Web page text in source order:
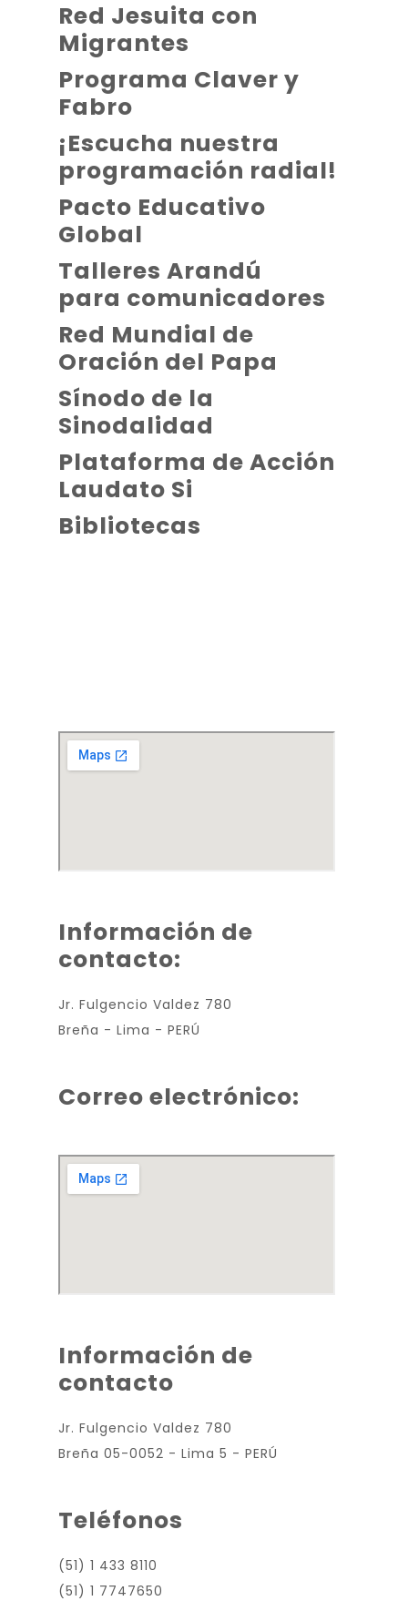
Red Jesuita con
Migrantes
Programa Claver y
Fabro
¡Escucha nuestra
programación radial!
Pacto Educativo
Global
Talleres Arandú
para comunicadores
Red Mundial de
Oración del Papa
Sínodo de la
Sinodalidad
Plataforma de Acción
Laudato Si
Bibliotecas
Información de
contacto:
Jr. Fulgencio Valdez 780
Breña - Lima - PERÚ
Correo electrónico:
Información de
contacto
Jr. Fulgencio Valdez 780
Breña 05-0052 - Lima 5 - PERÚ
Teléfonos
(51) 1 433 8110
(51) 1 7747650